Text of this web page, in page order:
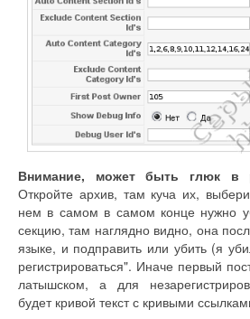
Внимание, может быть глюк в
Откройте архив, там куча их,
нем в самом в самом конце нужно
секцию, там наглядно видно, она
языке, и подправить или убить (я
регистрироваться". Иначе первый
латышском, а для
будет кривой текст с кривыми